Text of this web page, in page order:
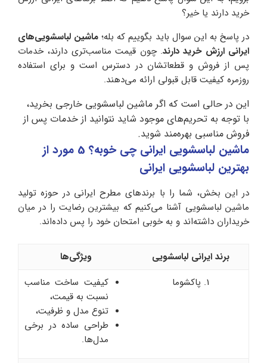
خرید دارند یا خیر؟
در پاسخ به این سوال باید بگوییم که بله؛ ماشین لباسشویی‌های
ایرانی ارزش خرید دارند. چون قیمت مناسب‌تری دارند، خدمات
پس از فروش و قطعاتشان در دسترس است و برای استفاده
روزمره کیفیت قابل قبولی ارائه می‌دهند.
این در حالی است که اگر ماشین لباسشویی خارجی بخرید،
با توجه به تحریم‌های موجود شاید نتوانید از خدمات پس از
فروش مناسبی بهره‌‌مند شوید.
ماشین لباسشویی ایرانی چی خوبه؟ 5 مورد از
بهترین لباسشویی ایرانی
در این بخش، شما را با برندهای مطرح ایرانی در حوزه تولید
ماشین لباسشویی آشنا می‌کنیم که بیشترین رضایت را در میان
خریداران داشته‌اند و به خوبی امتحان خود را پس داده‌اند.
برند ایرانی لباسشویی
ویژگی‌ها
1. پاکشوما
کیفیت ساخت مناسب
نسبت به قیمت،
تنوع مدل و ظرفیت،
طراحی ساده در برخی
مدل‌ها.